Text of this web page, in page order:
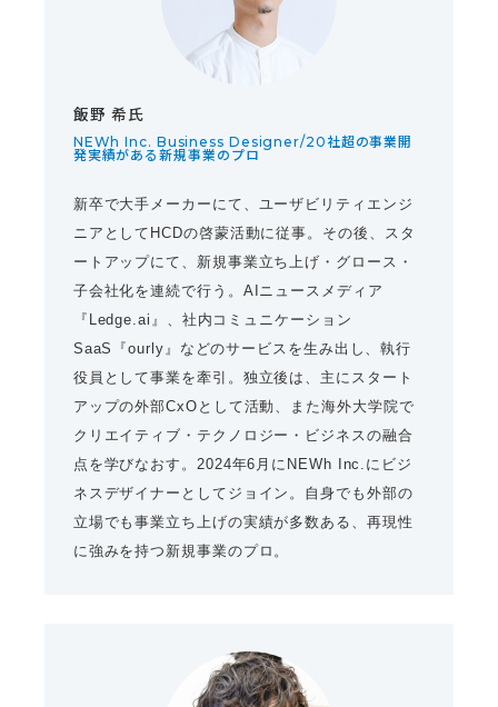
飯野 希氏
NEWh Inc. Business Designer/20社超の事業開
発実績がある新規事業のプロ
新卒で大手メーカーにて、ユーザビリティエンジ
ニアとしてHCDの啓蒙活動に従事。その後、スタ
ートアップにて、新規事業立ち上げ・グロース・
子会社化を連続で行う。AIニュースメディア
『Ledge.ai』、社内コミュニケーション
SaaS『ourly』などのサービスを生み出し、執行
役員として事業を牽引。独立後は、主にスタート
アップの外部CxOとして活動、また海外大学院で
クリエイティブ・テクノロジー・ビジネスの融合
点を学びなおす。2024年6月にNEWh Inc.にビジ
ネスデザイナーとしてジョイン。自身でも外部の
立場でも事業立ち上げの実績が多数ある、再現性
に強みを持つ新規事業のプロ。